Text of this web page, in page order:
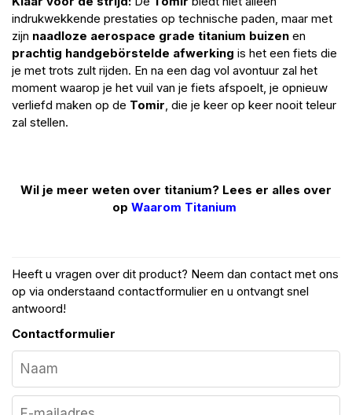
indrukwekkende prestaties op technische paden, maar met
zijn naadloze aerospace grade titanium buizen en
prachtig handgebörstelde afwerking is het een fiets die
je met trots zult rijden. En na een dag vol avontuur zal het
moment waarop je het vuil van je fiets afspoelt, je opnieuw
verliefd maken op de Tomir, die je keer op keer nooit teleur
zal stellen.
Wil je meer weten over titanium? Lees er alles over
op Waarom Titanium
Heeft u vragen over dit product? Neem dan contact met ons
op via onderstaand contactformulier en u ontvangt snel
antwoord!
Contactformulier